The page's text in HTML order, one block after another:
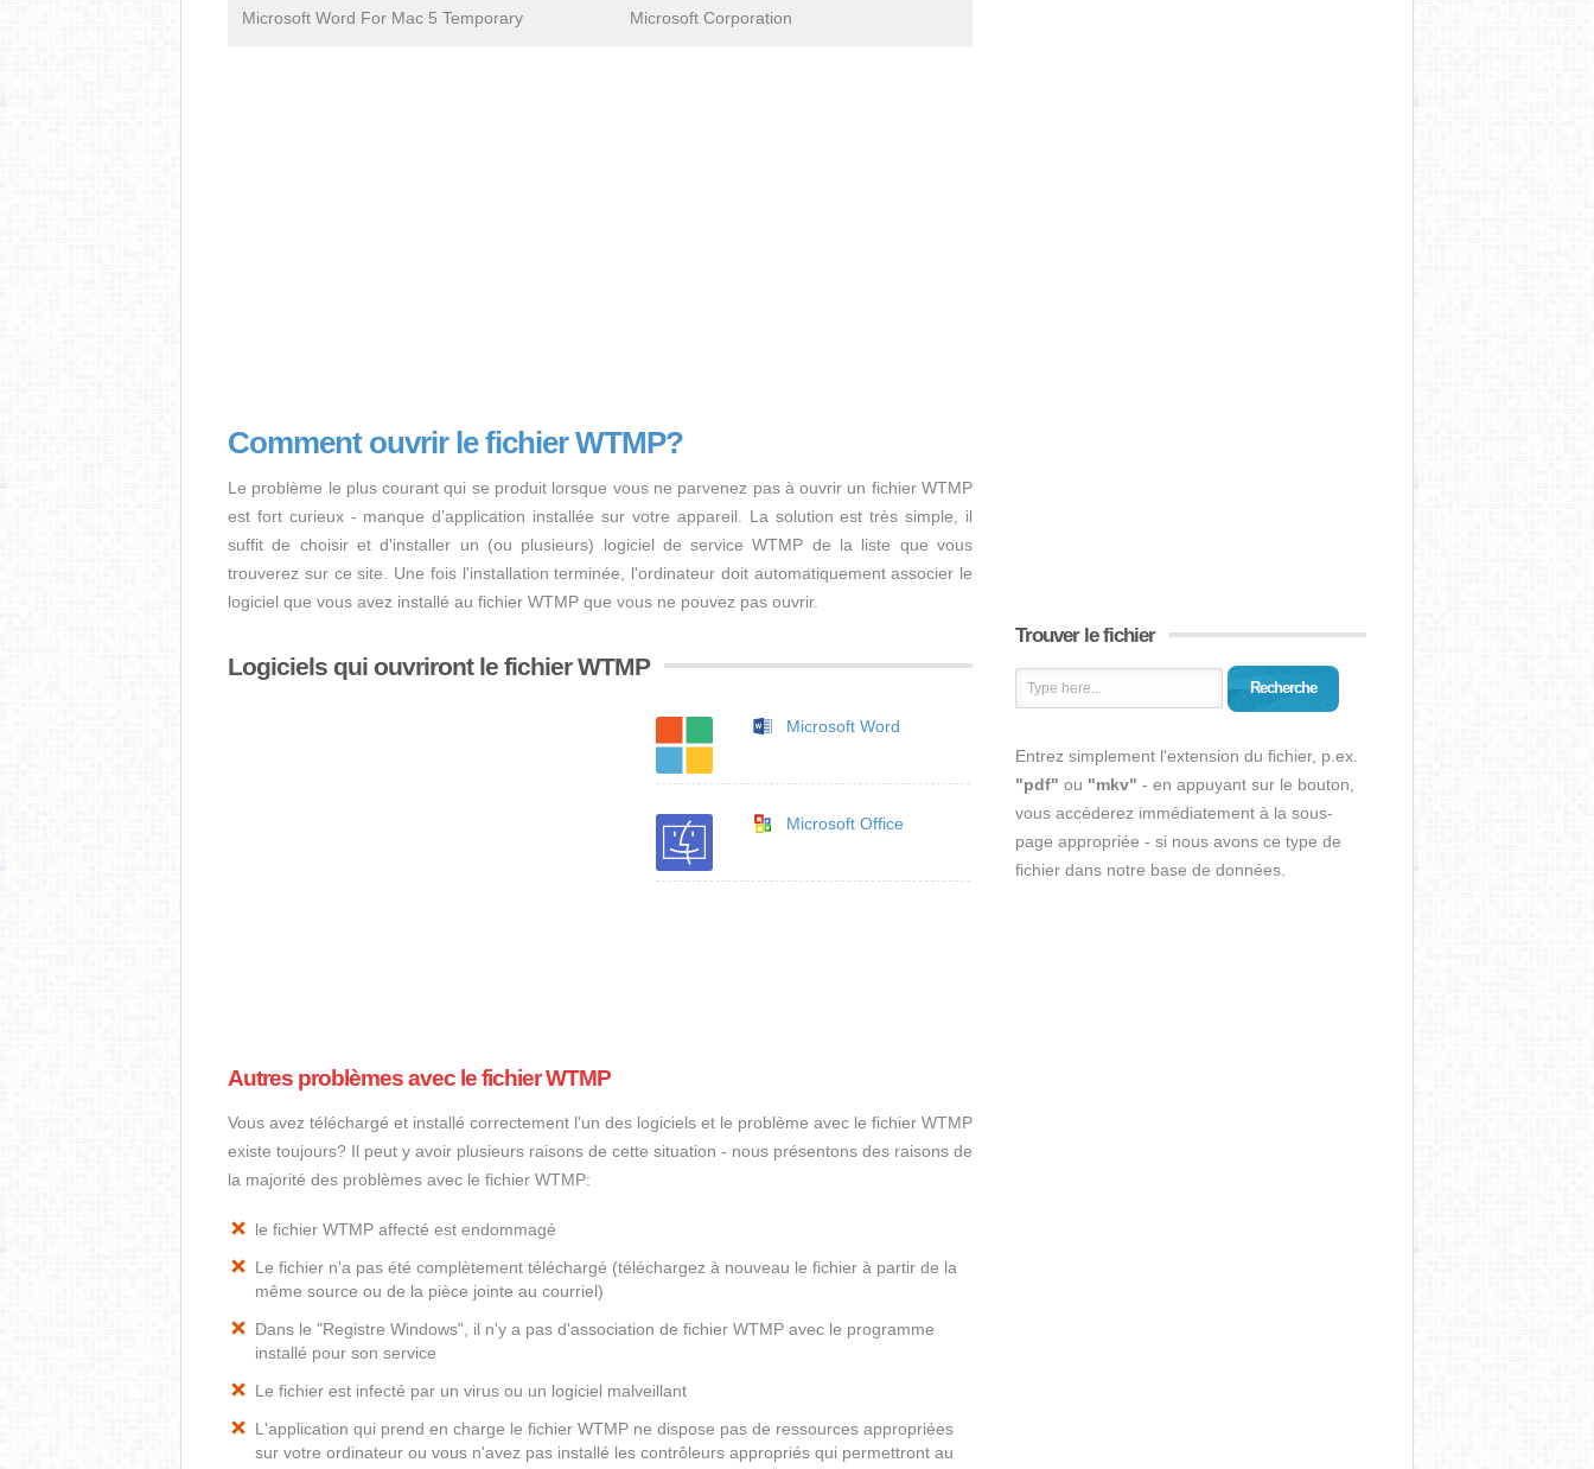
Microsoft Word For Mac 5 Temporary Microsoft Corporation
Comment ouvrir le fichier WTMP?
Le problème le plus courant qui se produit lorsque vous ne parvenez pas à ouvrir un fichier WTMP
est fort curieux - manque d’application installée sur votre appareil. La solution est très simple, il
suffit de choisir et d'installer un (ou plusieurs) logiciel de service WTMP de la liste que vous
trouverez sur ce site. Une fois l'installation terminée, l'ordinateur doit automatiquement associer le
logiciel que vous avez installé au fichier WTMP que vous ne pouvez pas ouvrir.
Logiciels qui ouvriront le fichier WTMP
Microsoft Word
Microsoft Office
Autres problèmes avec le fichier WTMP
Vous avez téléchargé et installé correctement l'un des logiciels et le problème avec le fichier WTMP
existe toujours? Il peut y avoir plusieurs raisons de cette situation - nous présentons des raisons de
la majorité des problèmes avec le fichier WTMP:
le fichier WTMP affecté est endommagé
Le fichier n'a pas été complètement téléchargé (téléchargez à nouveau le fichier à partir de la
même source ou de la pièce jointe au courriel)
Dans le "Registre Windows", il n'y a pas d'association de fichier WTMP avec le programme
installé pour son service
Le fichier est infecté par un virus ou un logiciel malveillant
L'application qui prend en charge le fichier WTMP ne dispose pas de ressources appropriées
sur votre ordinateur ou vous n'avez pas installé les contrôleurs appropriés qui permettront au
Trouver le fichier
Recherche
Entrez simplement l'extension du fichier, p.ex.
"pdf" ou "mkv" - en appuyant sur le bouton,
vous accéderez immédiatement à la sous-
page appropriée - si nous avons ce type de
fichier dans notre base de données.